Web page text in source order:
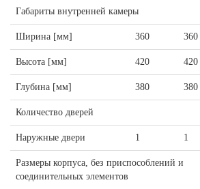
Габариты внутренней камеры
Ширина [мм] 360 360
Высота [мм] 420 420
Глубина [мм] 380 380
Количество дверей
Наружные двери 1 1
Размеры корпуса, без приспособлений и
соединительных элементов